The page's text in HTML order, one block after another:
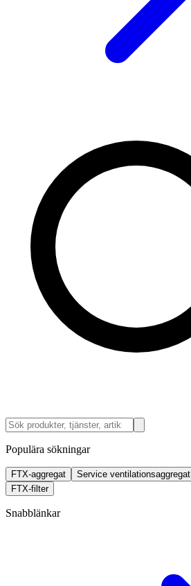
Populära sökningar
FTX-aggregat Service ventilationsaggregat
FTX-filter
Snabblänkar